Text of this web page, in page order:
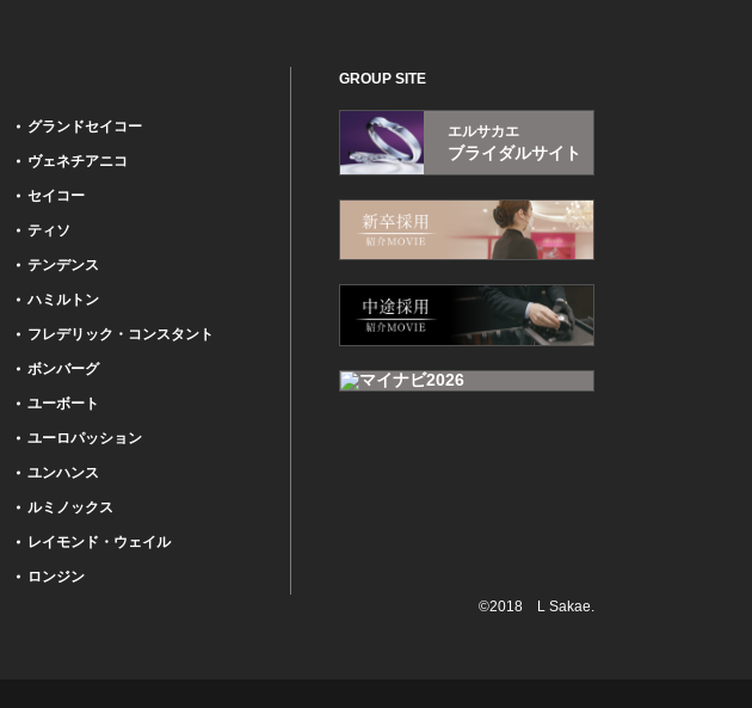
グランドセイコー
ヴェネチアニコ
セイコー
ティソ
テンデンス
ハミルトン
フレデリック・コンスタント
ボンバーグ
ユーボート
ユーロパッション
ユンハンス
ルミノックス
レイモンド・ウェイル
ロンジン
GROUP SITE
エルサカエ
ブライダルサイト
©2018 L Sakae.